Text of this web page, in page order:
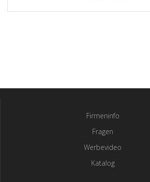
Firmeninfo
Fragen
Werbevideo
Katalog